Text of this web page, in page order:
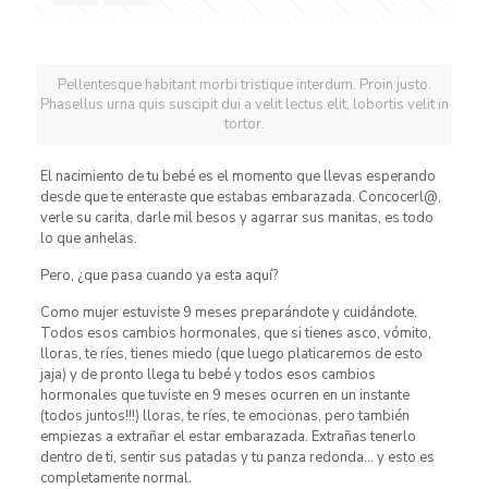
Pellentesque habitant morbi tristique interdum. Proin justo.
Phasellus urna quis suscipit dui a velit lectus elit, lobortis velit in
tortor.
El nacimiento de tu bebé es el momento que llevas esperando
desde que te enteraste que estabas embarazada. Concocerl@,
verle su carita, darle mil besos y agarrar sus manitas, es todo
lo que anhelas.
Pero, ¿que pasa cuando ya esta aquí?
Como mujer estuviste 9 meses preparándote y cuidándote.
Todos esos cambios hormonales, que si tienes asco, vómito,
lloras, te ríes, tienes miedo (que luego platicaremos de esto
jaja) y de pronto llega tu bebé y todos esos cambios
hormonales que tuviste en 9 meses ocurren en un instante
(todos juntos!!!) lloras, te ríes, te emocionas, pero también
empiezas a extrañar el estar embarazada. Extrañas tenerlo
dentro de ti, sentir sus patadas y tu panza redonda… y esto es
completamente normal.